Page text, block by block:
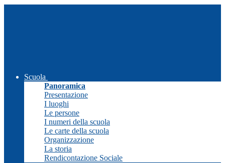
Scuola
Panoramica
Presentazione
I luoghi
Le persone
I numeri della scuola
Le carte della scuola
Organizzazione
La storia
Rendicontazione Sociale